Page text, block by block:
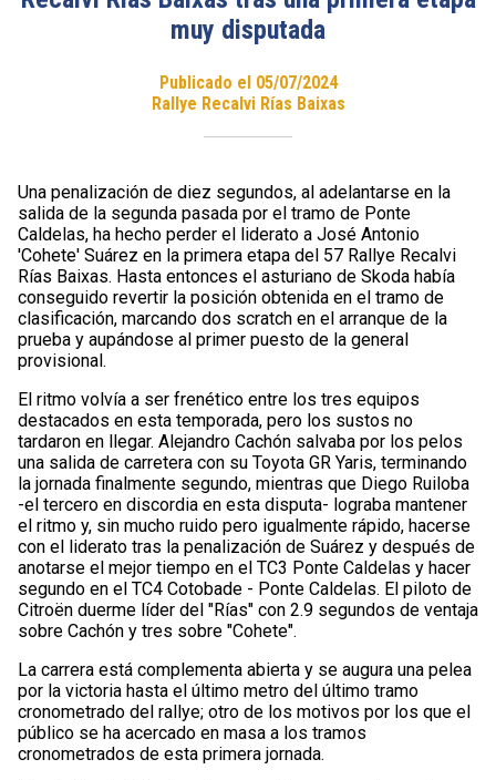
muy disputada
Publicado el 05/07/2024
Rallye Recalvi Rías Baixas
Una penalización de diez segundos, al adelantarse en la
salida de la segunda pasada por el tramo de Ponte
Caldelas, ha hecho perder el liderato a José Antonio
'Cohete' Suárez en la primera etapa del 57 Rallye Recalvi
Rías Baixas. Hasta entonces el asturiano de Skoda había
conseguido revertir la posición obtenida en el tramo de
clasificación, marcando dos scratch en el arranque de la
prueba y aupándose al primer puesto de la general
provisional.
El ritmo volvía a ser frenético entre los tres equipos
destacados en esta temporada, pero los sustos no
tardaron en llegar. Alejandro Cachón salvaba por los pelos
una salida de carretera con su Toyota GR Yaris, terminando
la jornada finalmente segundo, mientras que Diego Ruiloba
-el tercero en discordia en esta disputa- lograba mantener
el ritmo y, sin mucho ruido pero igualmente rápido, hacerse
con el liderato tras la penalización de Suárez y después de
anotarse el mejor tiempo en el TC3 Ponte Caldelas y hacer
segundo en el TC4 Cotobade - Ponte Caldelas. El piloto de
Citroën duerme líder del "Rías" con 2.9 segundos de ventaja
sobre Cachón y tres sobre "Cohete".
La carrera está complementa abierta y se augura una pelea
por la victoria hasta el último metro del último tramo
cronometrado del rallye; otro de los motivos por los que el
público se ha acercado en masa a los tramos
cronometrados de esta primera jornada.